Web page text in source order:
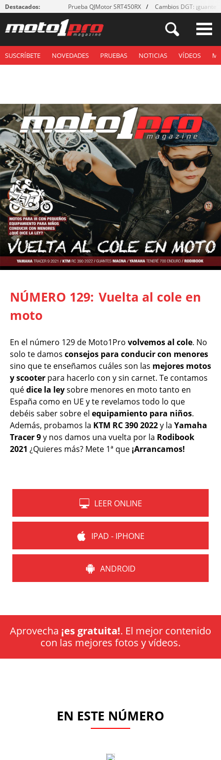
Destacados: Prueba QJMotor SRT450RX Cambios DGT: ¡guantes!
SUSCRÍBETE NOVEDADES PRUEBAS NOTICIAS VÍDEOS
NÚMERO 129: Vuelta al cole en
moto
En el número 129 de Moto1Pro volvemos al cole. No
solo te damos consejos para conducir con menores
sino que te enseñamos cuáles son las mejores motos
y scooter para hacerlo con y sin carnet. Te contamos
quédice la leysobre menores en moto tanto en
España como en UE y te revelamos todo lo que
debéis saber sobre el equipamiento para niños.
Además, probamos la KTM RC 390 2022y la Yamaha
Tracer 9y nos damos una vuelta por la Rodibook
2021 ¿Quieres más? Mete 1ª que ¡Arrancamos!
LEER ONLINE
IPAD - IPHONE
ANDROID
Aprovecha ¡es gratuita!. El mejor contenido
con las mejores fotos y vídeos.
EN ESTE NÚMERO